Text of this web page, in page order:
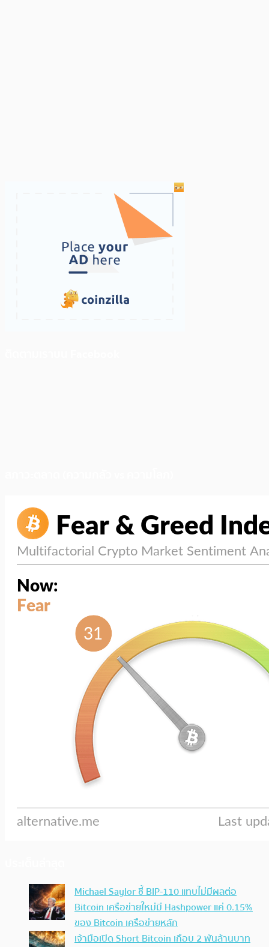
Michael Saylor ชี้ BIP-110 แทบไม่มีผลต่อ
Bitcoin เครือข่ายใหม่มี Hashpower แค่ 0.15%
ของ Bitcoin เครือข่ายหลัก
เจ้ามือเปิด Short Bitcoin เกือบ 2 พันล้านบาท